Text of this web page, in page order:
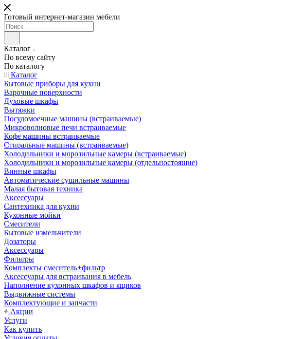
Готовый интернет-магазин мебели
Каталог
По всему сайту
По каталогу
Каталог
Бытовые приборы для кухни
Варочные поверхности
Духовые шкафы
Вытяжки
Посудомоечные машины (встраиваемые)
Микроволновые печи встраиваемые
Кофе машины встраиваемые
Стиральные машины (встраиваемые)
Холодильники и морозильные камеры (встраиваемые)
Холодильники и морозильные камеры (отдельностоящие)
Винные шкафы
Автоматические сушильные машины
Малая бытовая техника
Аксессуары
Сантехника для кухни
Кухонные мойки
Смесители
Бытовые измельчители
Дозаторы
Аксессуары
Фильтры
Комплекты смеситель+фильтр
Аксессуары для встраивания в мебель
Наполнение кухонных шкафов и ящиков
Выдвижные системы
Комплектующие и запчасти
Акции
Услуги
Как купить